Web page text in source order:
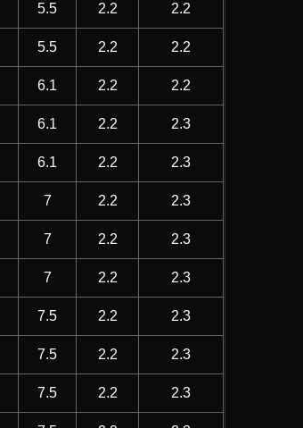
5.5 2.2 2.2
5.5 2.2 2.2
6.1 2.2 2.2
6.1 2.2 2.3
6.1 2.2 2.3
7 2.2 2.3
7 2.2 2.3
7 2.2 2.3
7.5 2.2 2.3
7.5 2.2 2.3
7.5 2.2 2.3